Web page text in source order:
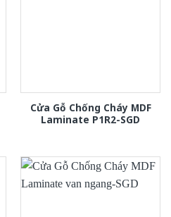
Cửa Gỗ Chống Cháy MDF
Laminate P1R2-SGD